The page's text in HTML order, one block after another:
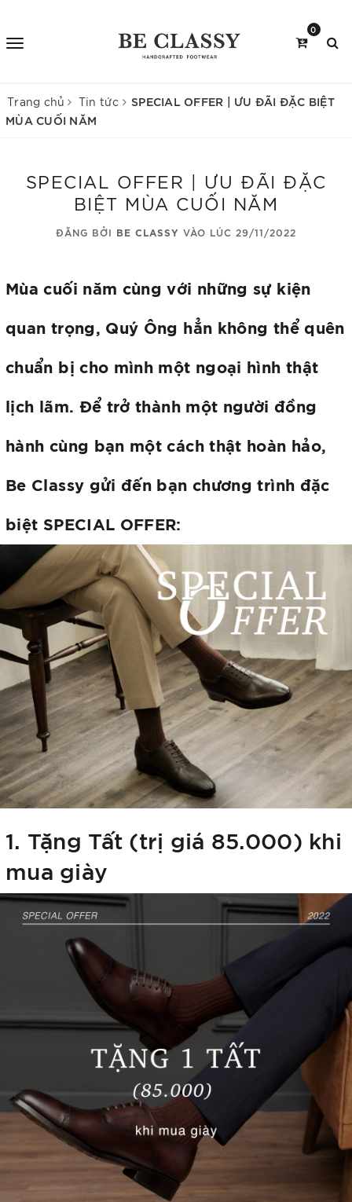
0
Trang chủ Tin tức
SPECIAL OFFER | ƯU ĐÃI ĐẶC BIỆT
MÙA CUỐI NĂM
SPECIAL OFFER | ƯU ĐÃI ĐẶC
BIỆT MÙA CUỐI NĂM
ĐĂNG BỞI BE CLASSY VÀO LÚC 29/11/2022
Mùa cuối năm cùng với những sự kiện
quan trọng, Quý Ông hẳn không thể quên
chuẩn bị cho mình một ngoại hình thật
lịch lãm. Để trở thành một người đồng
hành cùng bạn một cách thật hoàn hảo,
Be Classy gửi đến bạn chương trình đặc
biệt SPECIAL OFFER:
1. Tặng Tất (trị giá 85.000) khi
mua giày